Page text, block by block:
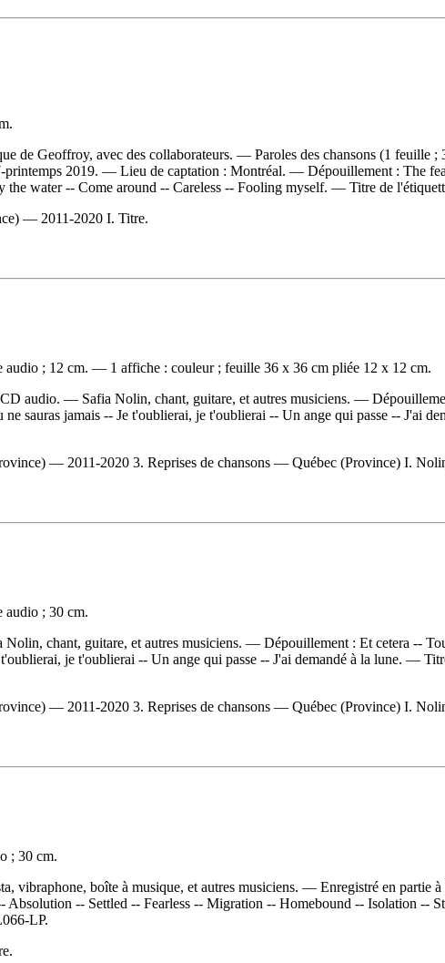
de Geoffroy, avec des collaborateurs. — Paroles des chansons (1 feuille
printemps 2019. — Lieu de captation : Montréal. — Dépouillement : The
water -- Come around -- Careless -- Fooling myself. — Titre de
— 2011-2020 I. Titre.
; 12 cm. — 1 affiche : couleur ; feuille 36 x 36 cm pliée 12 x 12 cm.
audio. — Safia Nolin, chant, guitare, et autres musiciens. —
sauras jamais -- Je t'oublierai, je t'oublierai -- Un ange qui passe -- J'ai
— 2011-2020 3. Reprises de chansons — Québec (Province) I.
; 30 cm.
chant, guitare, et autres musiciens. — Dépouillement : Et cetera --
je t'oublierai -- Un ange qui passe -- J'ai demandé à la lune. —
— 2011-2020 3. Reprises de chansons — Québec (Province) I.
; 30 cm.
vibraphone, boîte à musique, et autres musiciens. — Enregistré en partie
Absolution -- Settled -- Fearless -- Migration -- Homebound -- Isolation --
LP.